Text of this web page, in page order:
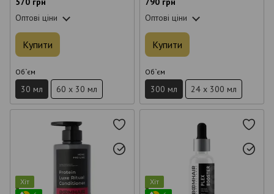
Оптові ціни
Купити
Об`єм
30 мл 60 x 30 мл
300 мл
Оптові ціни
Купити
Об`єм
300 мл 24 x 300 мл
Хіт
Хіт